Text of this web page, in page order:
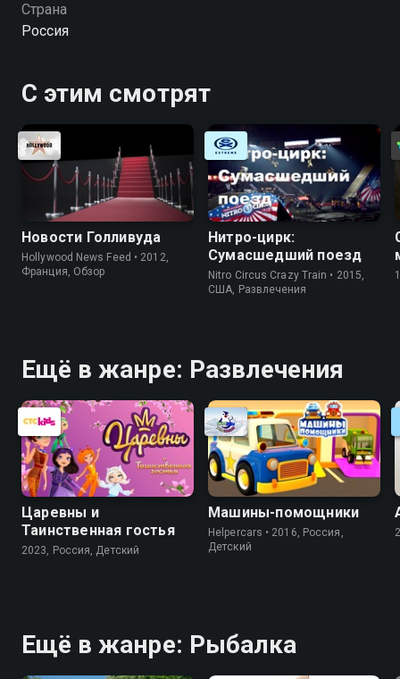
Страна
Россия
С этим смотрят
Новости Голливуда
Hollywood News Feed • 2012,
Франция, Обзор
Нитро-цирк:
Сумасшедший поезд
Nitro Circus Crazy Train • 2015,
США, Развлечения
Ещё в жанре: Развлечения
Царевны и
Таинственная гостья
2023, Россия, Детский
Машины-помощники
Helpercars • 2016, Россия,
Детский
Ещё в жанре: Рыбалка